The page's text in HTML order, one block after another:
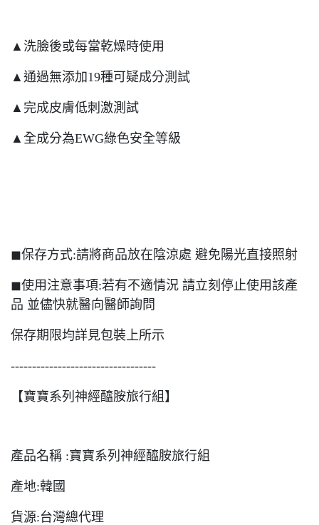
▲洗臉後或每當乾燥時使用
▲通過無添加19種可疑成分測試
▲完成皮膚低刺激測試
▲全成分為EWG綠色安全等級
◼︎保存方式:請將商品放在陰涼處 避免陽光直接照射
◼︎使用注意事項:若有不適情況 請立刻停止使用該產
品 並儘快就醫向醫師詢問
保存期限均詳見包裝上所示
----------------------------------
【寶寶系列神經醯胺旅行組】
產品名稱 :寶寶系列神經醯胺旅行組
產地:韓國
貨源:台灣總代理